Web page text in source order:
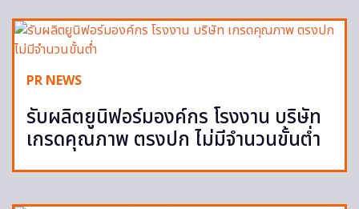
PR NEWS
รับผลิตยูนิฟอร์มองค์กร โรงงาน บริษัท
เกรดคุณภาพ ตรงปก ไม่มีจำนวนขั้นต่ำ